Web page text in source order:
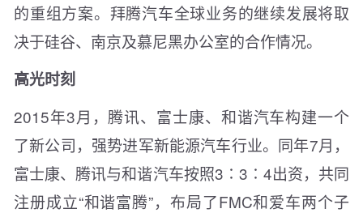
的重组方案。拜腾汽车全球业务的继续发展将取
决于硅谷、南京及慕尼黑办公室的合作情况。
高光时刻
2015年3月，腾讯、富士康、和谐汽车构建一个
了新公司，强势进军新能源汽车行业。同年7月，
富士康、腾讯与和谐汽车按照3∶3∶4出资，共同
注册成立“和谐富腾”，布局了FMC和爱车两个子